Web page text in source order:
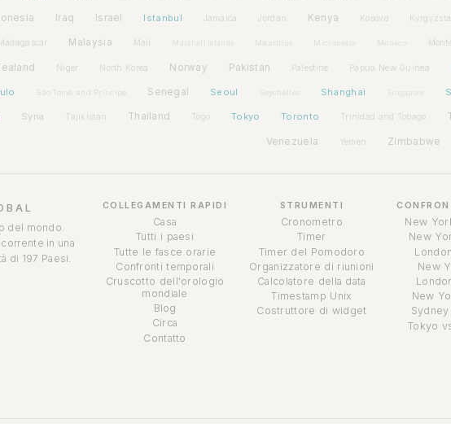
Iraq Israel Istanbul Jamaica Jordan Kenya Kosovo
Madagascar Malaysia Mali Marshall Islands Mauritius Micronesia Monaco
Niger North Korea Norway Pakistan Palestine Papua New Guinea
São Tomé and Príncipe Senegal Seoul Seychelles Shanghai
Syria Tajikistan Thailand Togo Tokyo Toronto Trinidad and Tobago
Venezuela Yemen Zimbabwe
del mondo.
in una
di 197 Paesi.
COLLEGAMENTI RAPIDI
Casa
Tutti i paesi
Tutte le fasce orarie
Confronti temporali
Cruscotto dell'orologio
mondiale
Blog
Circa
Contatto
STRUMENTI
Cronometro
Timer
Timer del Pomodoro
Organizzatore di riunioni
Calcolatore della data
Timestamp Unix
Costruttore di widget
New
New
New
New
Tokyo